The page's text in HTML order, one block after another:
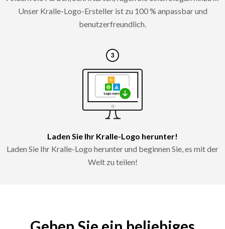
Unser Kralle-Logo-Ersteller ist zu 100 % anpassbar und
benutzerfreundlich.
Laden Sie Ihr Kralle-Logo herunter!
Laden Sie Ihr Kralle-Logo herunter und beginnen Sie, es mit der
Welt zu teilen!